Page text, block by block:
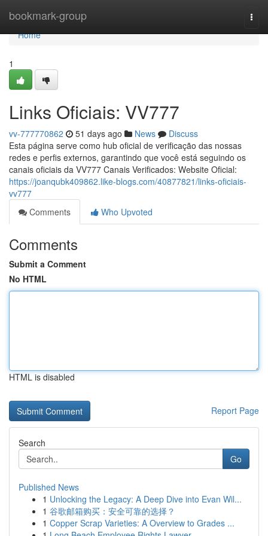
bookmark-group
Home
Home
1
Links Oficiais: VV777
vv-777770862 51 days ago News
Discuss
Esta página serve como hub oficial de verificação das nossas
redes e perfis externos, garantindo que você está seguindo os
canais oficiais da VV777 Canais Verificados: Website Oficial:
https://joanqubk409862.like-blogs.com/40877821/links-oficiais-
vv777
Comments
Who Upvoted
Comments
Submit a Comment
No HTML
HTML is disabled
Report Page
Search
Go
Published News
1 Unlocking the Legacy: A Deep Dive into Evan Wil...
1 谷歌邮箱购买：安全可靠的选择？
1 Copper Scrap Varieties: A Overview to Grades ...